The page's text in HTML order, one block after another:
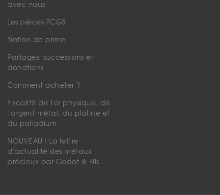
avec nous
Les pièces PCGS
Notion de prime
Partages, successions et
donations
Comment acheter ?
Fiscalité de l'or physique, de
l'argent métal, du platine et
du palladium
NOUVEAU ! La lettre
d'actualité des métaux
précieux par Godot & Fils